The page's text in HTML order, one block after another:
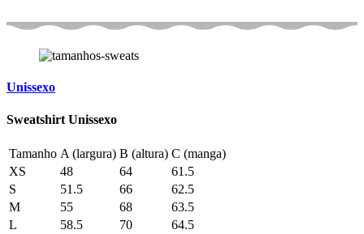
Unissexo
Sweatshirt Unissexo
Tamanho A (largura) B (altura) C (manga)
XS
48 64
61.5
S
51.5 66
62.5
M
55 68
63.5
L
58.5 70
64.5